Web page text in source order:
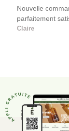
Nouvelle
parfaitement
Claire